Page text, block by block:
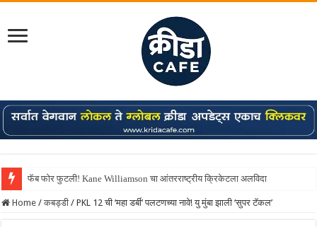
फॅब फोर फुटली! Kane Williamson चा आंतरराष्ट्रीय क्रिकेटला अलविदा
Home / कबड्डी / PKL 12 ची ‘महा डर्बी’ पलटणच्या नावे! यु मुंबा झाली ‘सुपर टॅकल’